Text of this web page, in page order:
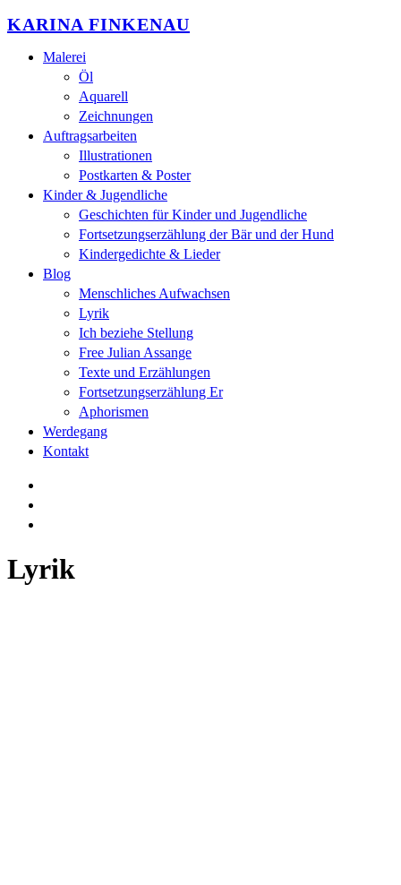
KARINA FINKENAU
Malerei
Öl
Aquarell
Zeichnungen
Auftragsarbeiten
Illustrationen
Postkarten & Poster
Kinder & Jugendliche
Geschichten für Kinder und Jugendliche
Fortsetzungserzählung der Bär und der Hund
Kindergedichte & Lieder
Blog
Menschliches Aufwachsen
Lyrik
Ich beziehe Stellung
Free Julian Assange
Texte und Erzählungen
Fortsetzungserzählung Er
Aphorismen
Werdegang
Kontakt
Lyrik